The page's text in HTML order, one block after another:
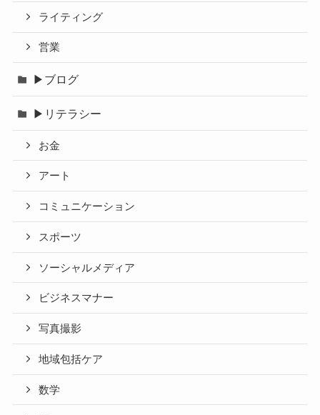
ライティング
営業
▶ブログ
▶リテラシー
お金
アート
コミュニケーション
スポーツ
ソーシャルメディア
ビジネスマナー
写真撮影
地域包括ケア
数学